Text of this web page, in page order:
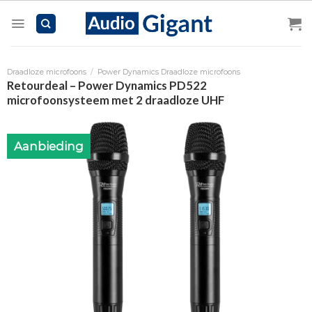
Draadloze microfoons / Power Dynamics Draadloze microfoons
Retourdeal – Power Dynamics PD522
microfoonsysteem met 2 draadloze UHF
Aanbieding